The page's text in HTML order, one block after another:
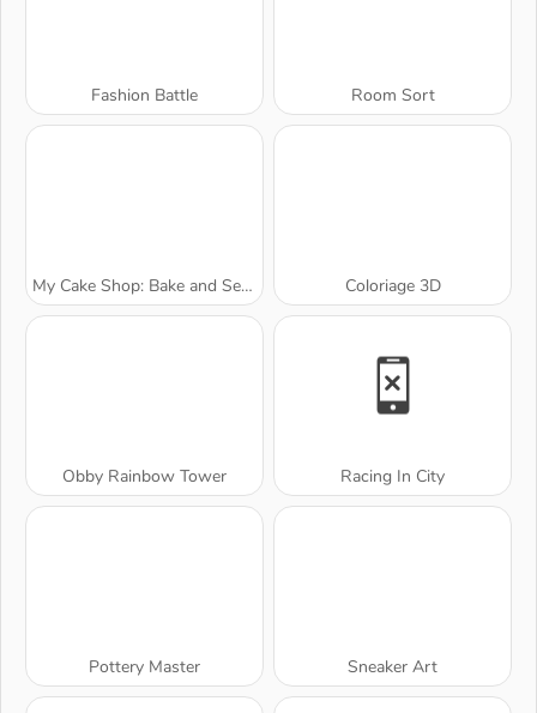
Fashion Battle Room Sort
My Cake Shop: Bake and Serve Coloriage 3D
Obby Rainbow Tower Racing In City
Pottery Master Sneaker Art